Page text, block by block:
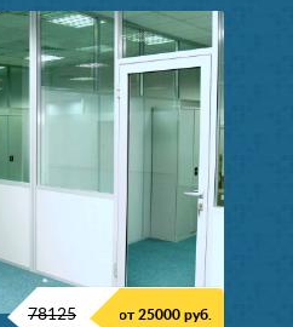
78125 от 25000 руб.